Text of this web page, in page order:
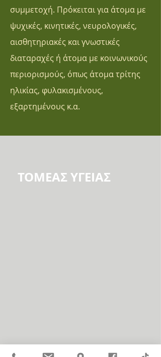
συμμετοχή. Πρόκειται για άτομα με
ψυχικές, κινητικές, νευρολογικές,
αισθητηριακές και γνωστικές
διαταραχές ή άτομα με κοινωνικούς
περιορισμούς, όπως άτομα τρίτης
ηλικίας, φυλακισμένους,
εξαρτημένους κ.α.
ΤΟΜΕΑΣ ΥΓΕΙΑΣ